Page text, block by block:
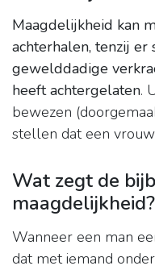
Maagdelijkheid kan
achterhalen, tenzij er
gewelddadige
heeft achtergelaten.
bewezen
stellen dat een
Wat zegt de
maagdelijkheid?
Wanneer een man
dat met iemand